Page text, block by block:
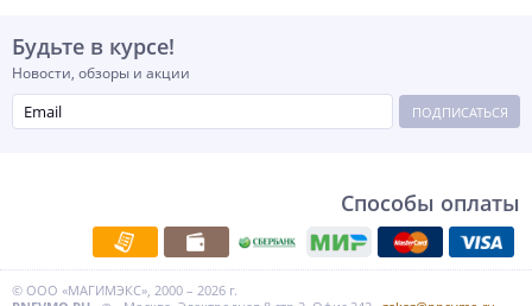
Будьте в курсе!
Новости, обзоры и акции
ПОДПИСАТЬСЯ
Способы оплаты
© ООО «МАГИМЭКС», 2000 – 2026 г.